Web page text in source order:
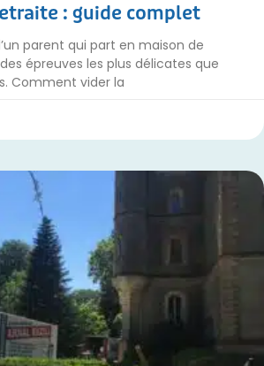
: guide complet
parent qui part en maison de
épreuves les plus délicates que
Comment vider la